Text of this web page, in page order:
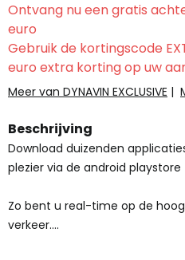
Ontvang nu een gratis
euro
Gebruik de kortingscode
euro extra korting op uw
Meer van DYNAVIN EXCLUSIVE |
Beschrijving
Download duizenden
plezier via de android playstore
Zo bent u real-time op de
verkeer....